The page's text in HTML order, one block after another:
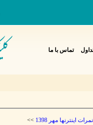
تماس با ما
نمرات اینترنها مهر 1398 >>